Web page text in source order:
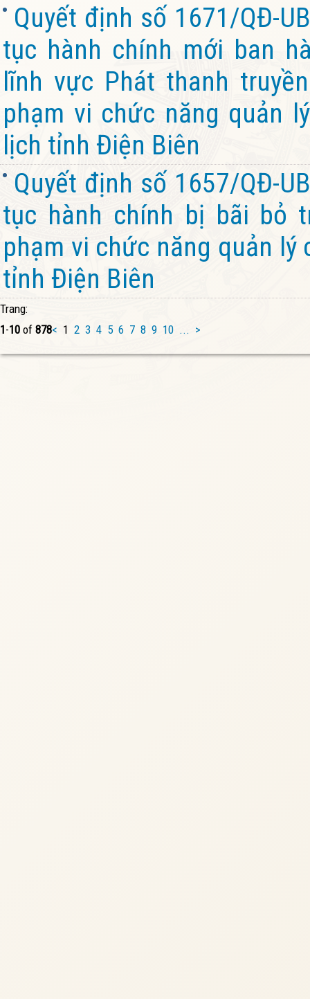
Quyết định số 1671/QĐ-
tục hành chính mới ban
lĩnh vực Phát thanh
phạm vi chức năng quản
lịch tỉnh Điện Biên
Quyết định số 1657/QĐ-
tục hành chính bị bãi bỏ
phạm vi chức năng quản
tỉnh Điện Biên
Trang:
1-10 of 878< 1 2 3 4 5 6 7 8 9 10 ... >